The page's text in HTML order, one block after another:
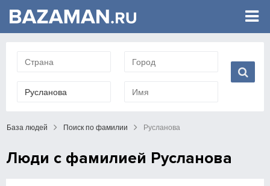
База людей Поиск по фамилии Русланова
Люди с фамилией Русланова